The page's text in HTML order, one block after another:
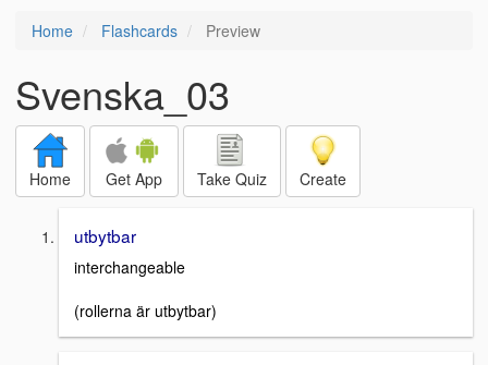
Home Flashcards Preview
Svenska_03
Home Get App Take Quiz Create
utbytbar
interchangeable
(rollerna är utbytbar)